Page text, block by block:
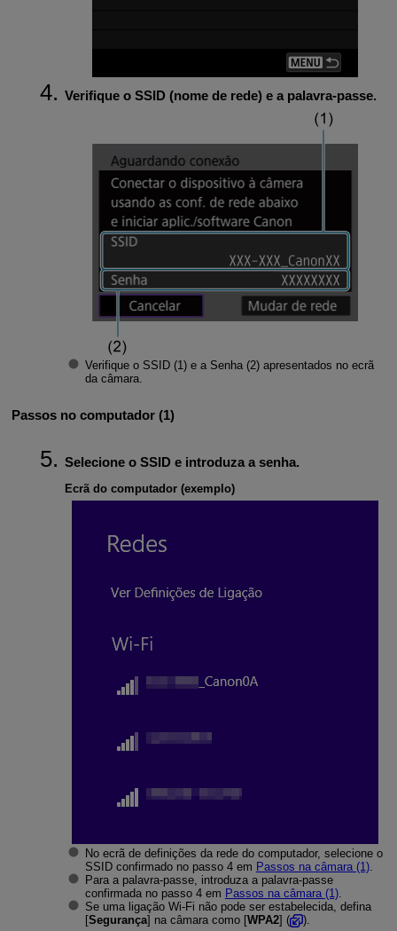
Verifique o SSID (nome de rede) e a palavra-passe.
Verifique o SSID(1) e a Senha(2) apresentados no ecrã
da câmara.
Passos no computador (1)
Selecione o SSID e introduza a senha.
Ecrã do computador (exemplo)
No ecrã de definições da rede do computador, selecione o
SSID confirmado no passo 4 em Passos na câmara (1).
Para a palavra-passe, introduza a palavra-passe
confirmada no passo 4 em Passos na câmara (1).
Se uma ligação Wi-Fi não pode ser estabelecida, defina
[Segurança] na câmara como [WPA2] ( ).